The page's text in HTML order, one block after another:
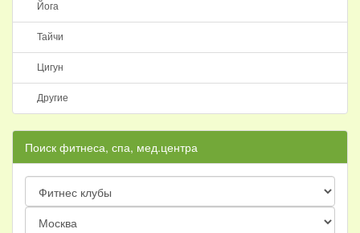
Йога
Тайчи
Цигун
Другие
Поиск фитнеса, спа, мед.центра